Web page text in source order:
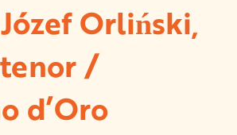
Orliński,
/
d’Oro